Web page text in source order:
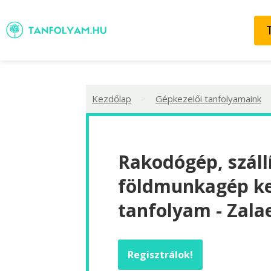
Kezdőlap Gépkezelői tanfolyamaink
Rakodógép,
földmunkagép
tanfolyam -
Regisztrálok!